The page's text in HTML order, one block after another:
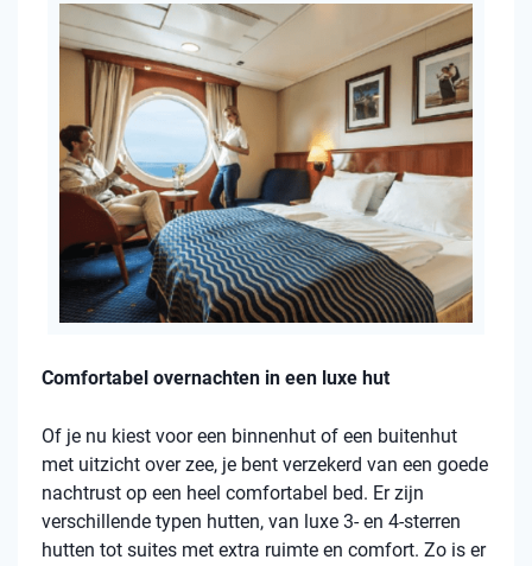
Comfortabel overnachten in een luxe hut
Of je nu kiest voor een binnenhut of een buitenhut
met uitzicht over zee, je bent verzekerd van een goede
nachtrust op een heel comfortabel bed. Er zijn
verschillende typen hutten, van luxe 3- en 4-sterren
hutten tot suites met extra ruimte en comfort. Zo is er